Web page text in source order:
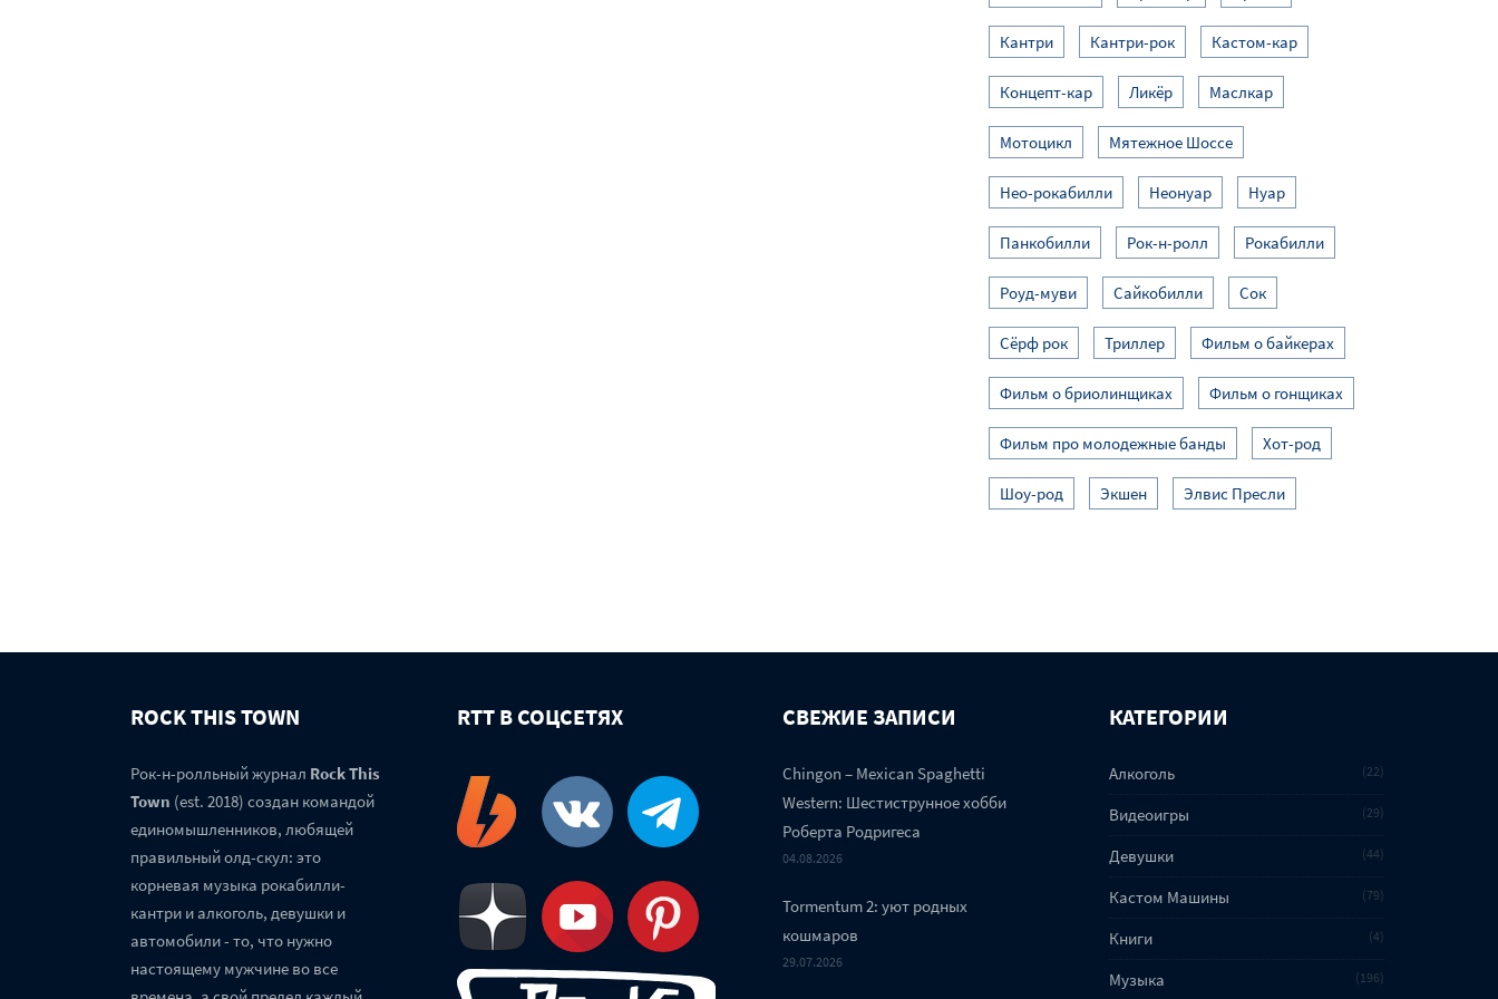
Кантри Кантри-рок Кастом-кар
Концепт-кар Ликёр Маслкар
Мотоцикл Мятежное Шоссе
Нео-рокабилли Неонуар Нуар
Панкобилли Рок-н-ролл Рокабилли
Роуд-муви Сайкобилли Сок
Сёрф рок Триллер Фильм о байкерах
Фильм о бриолинщиках Фильм о гонщиках
Фильм про молодежные банды Хот-род
Шоу-род Экшен Элвис Пресли
ROCK THIS TOWN
Рок-н-ролльный журнал Rock This
Town (est. 2018) создан командой
единомышленников, любящей
правильный олд-скул: это
корневая музыка рокабилли-
кантри и алкоголь, девушки и
автомобили - то, что нужно
настоящему мужчине во все
RTT В СОЦСЕТЯХ СВЕЖИЕ ЗАПИСИ
Chingon – Mexican Spaghetti
Western: Шестиструнное хобби
Роберта Родригеса
04.08.2026
Tormentum 2: уют родных
кошмаров
29.07.2026
КАТЕГОРИИ
Алкоголь 22
Видеоигры 29
Девушки 44
Кастом Машины 79
Книги 4
Музыка 196